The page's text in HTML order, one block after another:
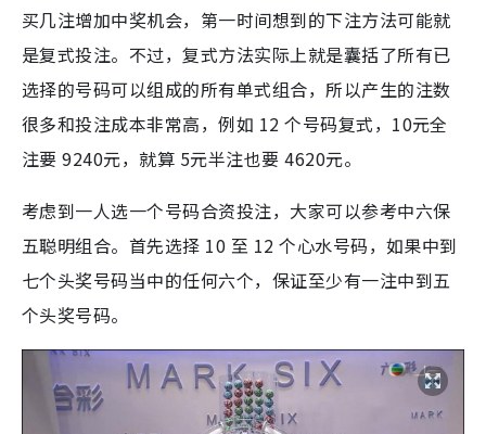
买几注增加中奖机会，第一时间想到的下注方法可能就
是复式投注。不过，复式方法实际上就是囊括了所有已
选择的号码可以组成的所有单式组合，所以产生的注数
很多和投注成本非常高，例如 12 个号码复式，10元全
注要 9240元，就算 5元半注也要 4620元。
考虑到一人选一个号码合资投注，大家可以参考中六保
五聪明组合。首先选择 10 至 12 个心水号码，如果中到
七个头奖号码当中的任何六个，保证至少有一注中到五
个头奖号码。